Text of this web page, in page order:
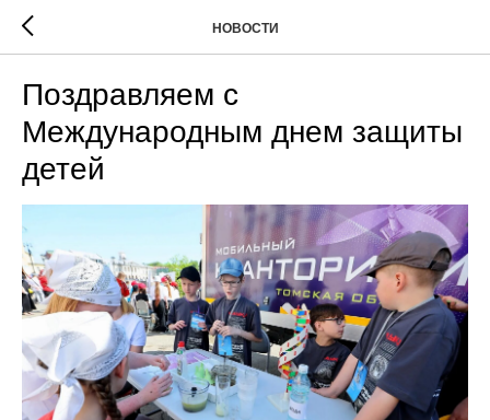
НОВОСТИ
Поздравляем с
Международным днем защиты
детей